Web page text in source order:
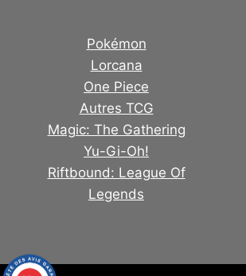
Pokémon
Lorcana
One Piece
Autres TCG
Magic: The Gathering
Yu-Gi-Oh!
Riftbound: League Of
Legends